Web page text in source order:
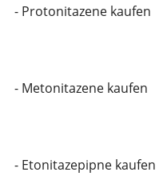
- Protonitazene kaufen
- Metonitazene kaufen
- Etonitazepipne kaufen